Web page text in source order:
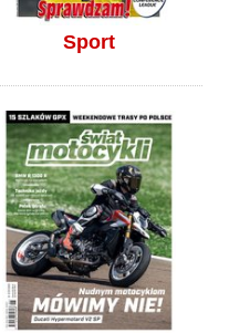
Sport